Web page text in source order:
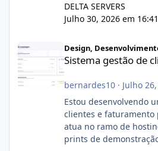
DELTA SERVERS
Julho 30, 2026 em 16:41
Design,
Sistema gestão de
bernardes10· Julho
Estou desenvolvendo
clientes e faturamento
atua no ramo de
prints de